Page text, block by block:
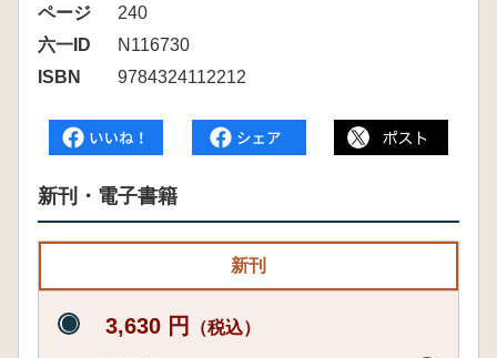
ページ
240
六一ID
N116730
ISBN
9784324112212
新刊・電子書籍
新刊
3,630 円 （税込）